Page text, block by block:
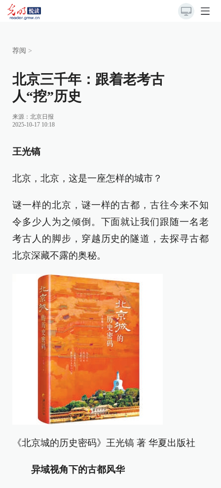
荐阅 >
北京三千年：跟着老考古
人“挖”历史
来源： 北京日报
2025-10-17 10:18
王光镐
北京，北京，这是一座怎样的城市？
谜一样的北京，谜一样的古都，古往今来不知
令多少人为之倾倒。下面就让我们跟随一名老
考古人的脚步，穿越历史的隧道，去探寻古都
北京深藏不露的奥秘。
《北京城的历史密码》王光镐 著 华夏出版社
异域视角下的古都风华